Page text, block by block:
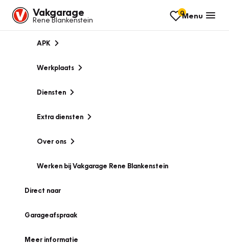
Vakgarage
Rene Blankenstein
0Menu
APK
Werkplaats
Diensten
Extra diensten
Over ons
Werken bij Vakgarage Rene Blankenstein
Direct naar
Garageafspraak
Meer informatie